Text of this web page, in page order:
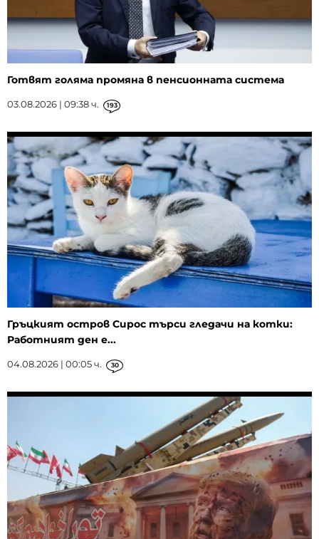
Готвят голяма промяна в пенсионната система
03.08.2026 | 09:38 ч. 193
Гръцкият остров Сирос търси гледачи на котки:
Работният ден е...
04.08.2026 | 00:05 ч. 30